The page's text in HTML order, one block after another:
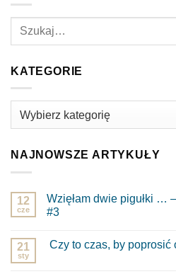
KATEGORIE
Kategorie
NAJNOWSZE ARTYKUŁY
12
cze
Wzięłam dwie pigułki …
#3
do
Wzięłam
21
sty
Czy to czas, by poprosić